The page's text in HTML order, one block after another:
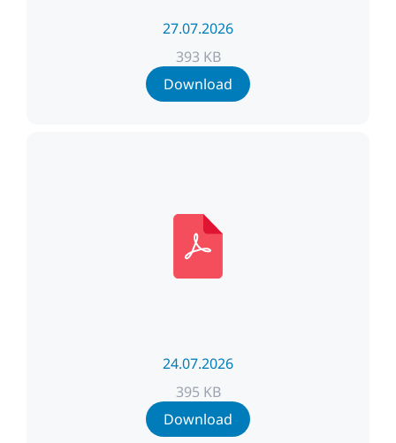
27.07.2026
393 KB
Download
24.07.2026
395 KB
Download